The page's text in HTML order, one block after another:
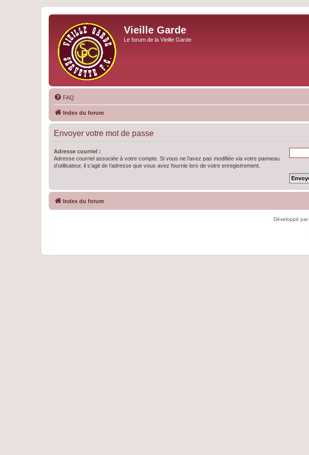
Vieille Garde
Le forum de la Vieille Garde
FAQ
Index du forum
Envoyer votre mot de passe
Adresse courriel :
Adresse courriel associée à votre compte. Si vous ne l’avez pas modifiée via votre panneau
d’utilisateur, il s’agit de l’adresse que vous avez fournie lors de votre enregistrement.
Index du forum
Développé par